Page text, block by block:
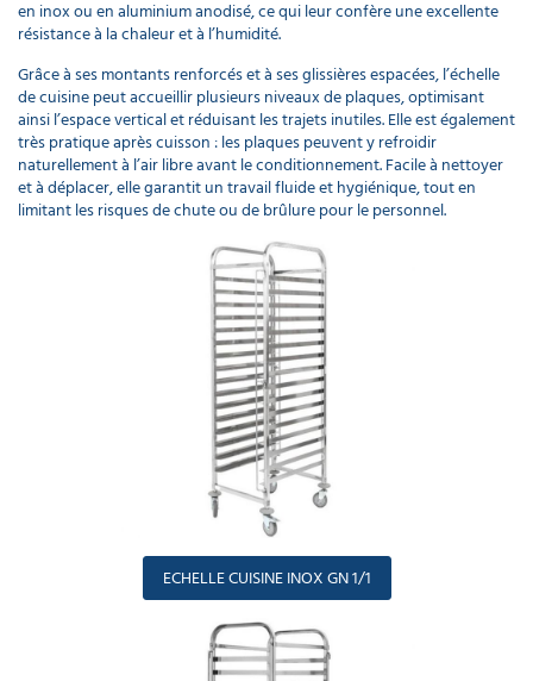
en inox ou en aluminium anodisé, ce qui leur confère une excellente
résistance à la chaleur et à l’humidité.
Grâce à ses montants renforcés et à ses glissières espacées, l’échelle
de cuisine peut accueillir plusieurs niveaux de plaques, optimisant
ainsi l’espace vertical et réduisant les trajets inutiles. Elle est également
très pratique après cuisson : les plaques peuvent y refroidir
naturellement à l’air libre avant le conditionnement. Facile à nettoyer
et à déplacer, elle garantit un travail fluide et hygiénique, tout en
limitant les risques de chute ou de brûlure pour le personnel.
ECHELLE CUISINE INOX GN 1/1